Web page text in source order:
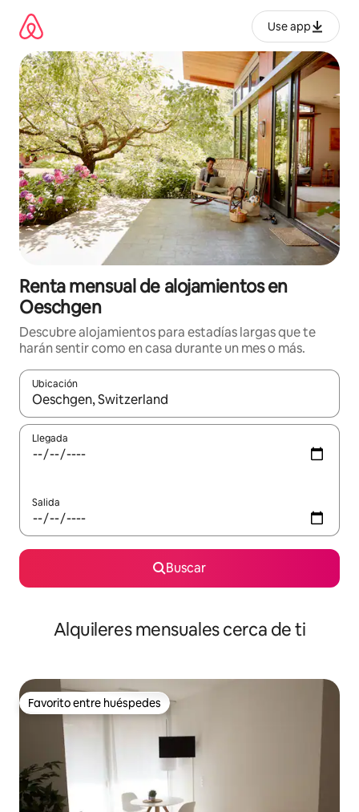
contenido
Use app
Renta mensual de alojamientos en
Oeschgen
Descubre alojamientos para estadías largas que te
harán sentir como en casa durante un mes o más.
Ubicación
Cuando los resultados estén disponibles, navega con las
Llegada
Salida
Buscar
Alquileres mensuales cerca de ti
Favorito entre huéspedes
Favorito entre huéspedes